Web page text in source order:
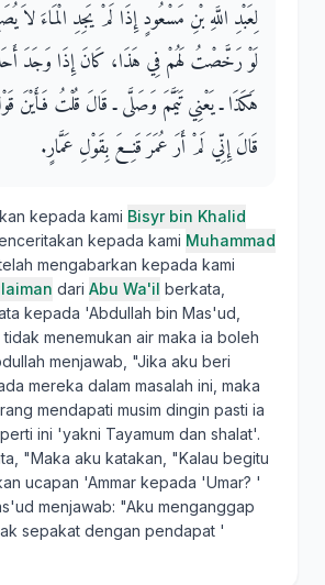
لِعَبْدِ اللَّهِ بْنِ مَسْعُودٍ إِذَا لَمْ يَجِدِ الْمَاءَ لاَ
لَوْ رَخَّصْتُ لَهُمْ فِي هَذَا، كَانَ إِذَا وَجَدَ
هَكَذَا ـ يَعْنِي تَيَمَّمَ وَصَلَّى ـ قَالَ قُلْتُ فَأَيْنَ
قَالَ إِنِّي لَمْ أَرَ عُمَرَ قَنِعَ بِقَوْلِ عَمَّارٍ‏.‏
kepada kami Bisyr bin Khalid
kepada kami Muhammad
mengabarkan kepada kami
dari Abu Wa'il berkata,
kepada 'Abdullah bin Mas'ud,
menemukan air maka ia boleh
menjawab, "Jika aku beri
mereka dalam masalah ini, maka
mendapati musim dingin pasti ia
ini 'yakni Tayamum dan shalat'.
"Maka aku katakan, "Kalau begitu
ucapan 'Ammar kepada 'Umar? '
menjawab: "Aku menganggap
sepakat dengan pendapat '